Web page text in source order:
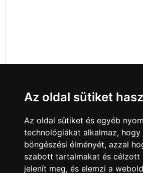
Az oldal sütiket
Az oldal sütiket és egyéb
technológiákat alkalmaz, hogy
böngészési élményét, azzal
szabott tartalmakat és célzott
jelenít meg, és elemzi a